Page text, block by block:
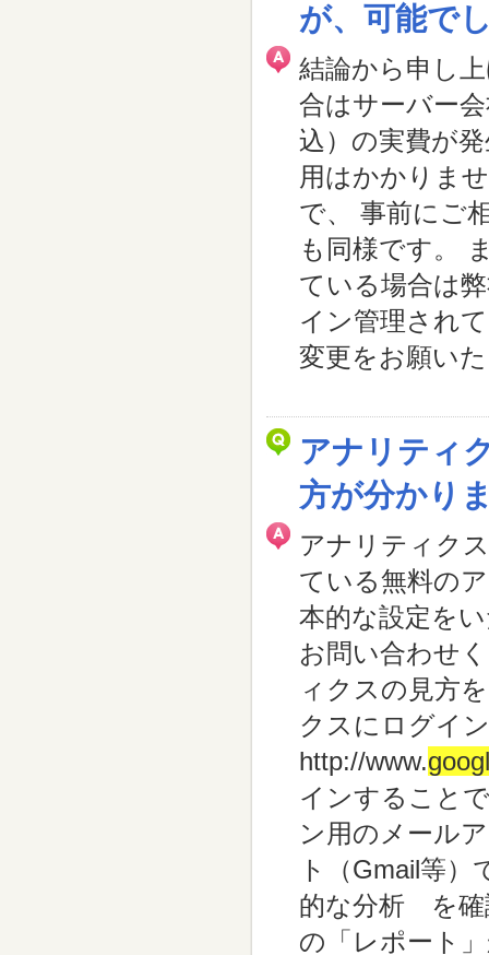
が、可能で
結論から申し
合はサーバー
込）の実費が
用はかかりま
で、 事前にご
も同様です。
ている場合は
イン管理され
変更をお願い
アナリティ
方が分かり
アナリティク
ている無料の
本的な設定を
お問い合わせ
ィクスの見方
クスにログイ
http://www.
インすること
ン用のメール
ト（Gmail等
的な分析 を確
の「レポート